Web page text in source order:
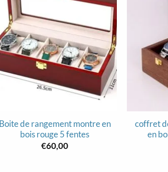
Boite de rangement montre en
bois rouge 5 fentes
€60,00
coffret
en